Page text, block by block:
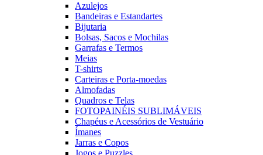
Azulejos
Bandeiras e Estandartes
Bijutaria
Bolsas, Sacos e Mochilas
Garrafas e Termos
Meias
T-shirts
Carteiras e Porta-moedas
Almofadas
Quadros e Telas
FOTOPAINÉIS SUBLIMÁVEIS
Chapéus e Acessórios de Vestuário
Ímanes
Jarras e Copos